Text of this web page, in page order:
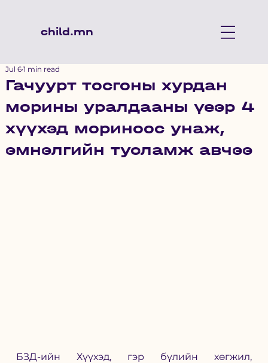
child.mn
Гачуурт тосгоны хурдан
морины уралдааны үеэр 4
хүүхэд мориноос унаж,
эмнэлгийн тусламж авчээ
Jul 6 1 min read
БЗД-ийн Хүүхэд, гэр бүлийн хөгжил,